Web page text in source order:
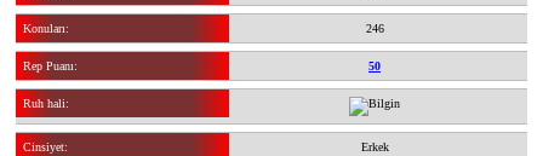
Konuları: 246
Rep Puanı: 50
Ruh hali:
Cinsiyet: Erkek